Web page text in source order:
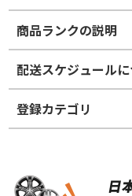
商品ランクの説明
※商品ランクは出品者
か
ホイールランク
配送スケジュール
登録カテゴリ
タイヤホイールセット